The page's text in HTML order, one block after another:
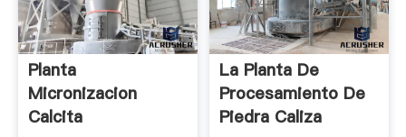
Planta
Micronizacion
Calcita
La Planta De
Procesamiento De
Piedra Caliza